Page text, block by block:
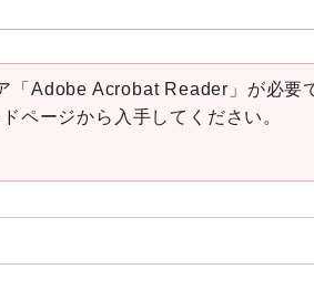
「Adobe Acrobat Reader」が必要
ページから入手してください。